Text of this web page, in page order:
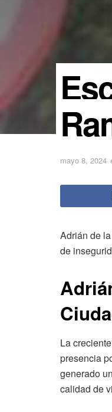
mayo 8, 2024
Adrián de
de
La
presencia
generado
calidad de